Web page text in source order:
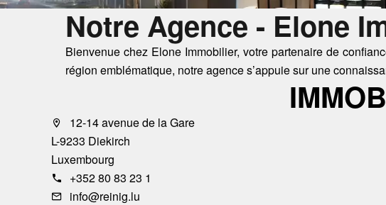
Notre Agence - Elone
Bienvenue chez Elone Immobilier, votre partenaire de
région emblématique, notre agence s’appuie sur une
12-14 avenue de la Gare
L-9233 Diekirch
Luxembourg
+352 80 83 23 1
info@reinig.lu